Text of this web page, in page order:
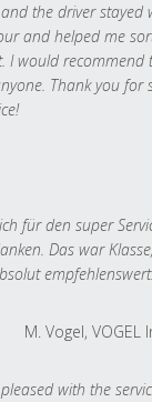
the driver stayed
and helped me
I would recommend
Thank you for
für den super
Das war
M. Vogel, VOGEL
with the